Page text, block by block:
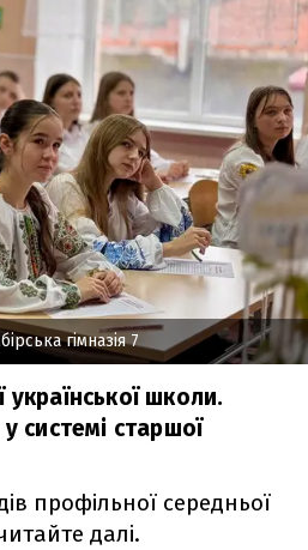
гімназія 7
школи.
системі старшої
профільної середньої
далі.